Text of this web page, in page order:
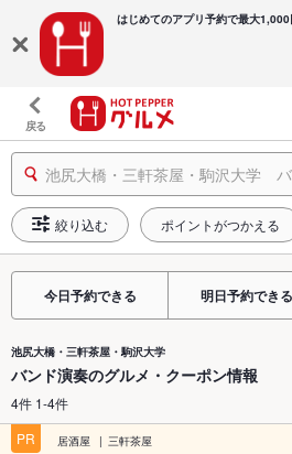
はじめてのアプリ予約で最大1,000
戻る
池尻大橋・三軒茶屋・駒沢大学
絞り込む ポイントがつかえる
今日予約できる 明日予約できる
池尻大橋・三軒茶屋・駒沢大学
バンド演奏のグルメ・クーポン情報
4件 1-4件
PR
居酒屋 三軒茶屋